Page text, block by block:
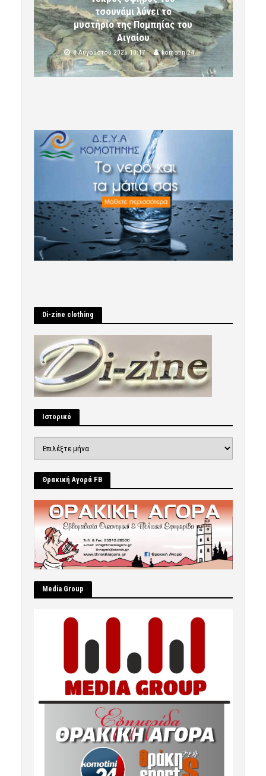
τσουνάμι λύνει το
μυστήριο της Πομπηίας του
Αιγαίου
8 Αυγούστου 2026 10:17 komotini24
Di-zine clothing
Ιστορικό
Θρακική Αγορά FB
Μedia Group